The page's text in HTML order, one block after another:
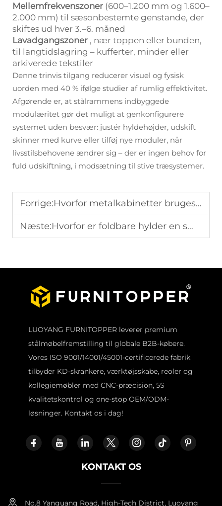
Mellemfrekvenszoner (600–1.200 mm og 1.600–
2.000 mm) til sæsonbestemte genstande, der
skiftes ud hver 3.–6. måned
Lavadgangszoner , nær toppen eller bunden,
til langtidslagring – kufferter, minder eller
arkiverede tekstiler
Denne trinvis tilgang reducerer visuel og fysisk
uorden med 40 % ifølge studier af rumlig effektivitet.
Afgørende er, at stålrammens indbyggede
modulæritet gør det muligt at genkonfigurere
systemet uden besvær: justér hyldehøjder, udskift
skinner med kurve eller tilføj nye moduler, når
livsstilsbehovene ændrer sig – der er ingen behov for
fuld udskiftning, i modsætning til stive træsystemer.
Forrige:Hvorfor metalkabinetter bruges bredt i industrielle og kommercielle omgivelser
Næste:Hvorfor er foldbare hylder en smart opbevaringsløsning for lejere
LUOYANG FURNITOPPER leverer premium
stålmøbelfremstilling til globale B2B-købere.
Vores ISO 9001/14001/45001-certificerede fabrik
tilbyder KD-skrankere, værktøjsskabe, reoler og
kollegiemøbler med CNC-præcision, 5S
kvalitetskontrol og one-stop OEM/ODM-
løsninger. Kontakt os i dag!
KONTAKT OS
No.8 Yanguang Road, High-Tech District, Luoyang